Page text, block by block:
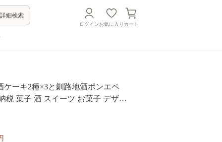
詳細検索
ログインお気に入り カート
ケーキ2種×3と釧路地酒ポンエペ
税 菓子 酒 スイーツ お菓子 デザー